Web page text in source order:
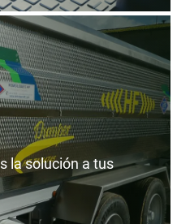
la solución a tus